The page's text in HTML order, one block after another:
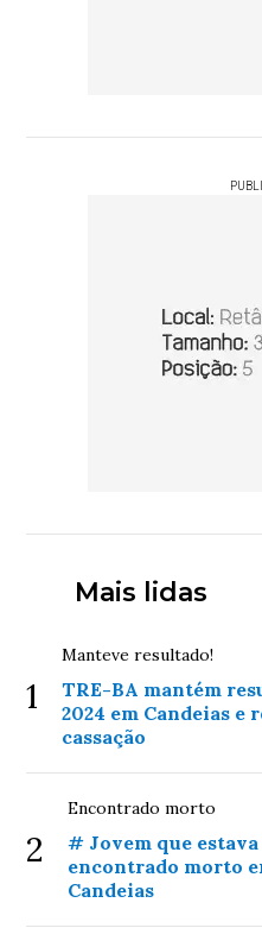
Mais lidas
1
Manteve resultado!
TRE-BA mantém
2024 em Candeias e
cassação
2
Encontrado morto
# Jovem que
encontrado morto
Candeias